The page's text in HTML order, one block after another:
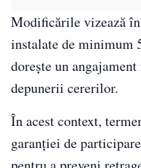
Modificările vizează
instalate de minimum
dorește un
depunerii cererilor.
În acest context,
garanției de